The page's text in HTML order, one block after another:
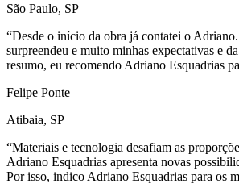
já contatei o Adriano. O atendimento
expectativas e da minha esposa. Em
Adriano Esquadrias para todos!”
desafiam as proporções de meus projetos,
novas possibilidades para o presente.
Esquadrias para os meus clientes.”